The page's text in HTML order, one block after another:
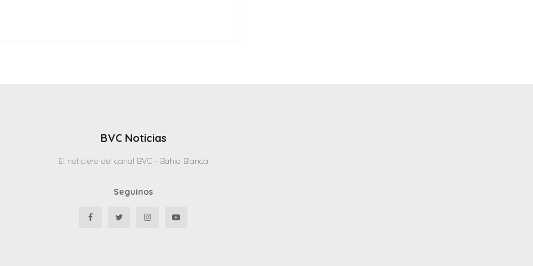
BVC Noticias
El noticiero del canal BVC - Bahia Blanca
Seguinos